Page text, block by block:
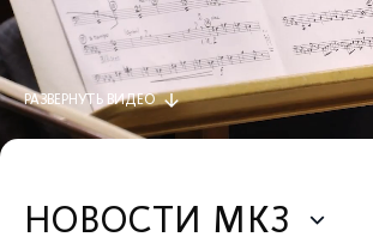
РАЗВЕРНУТЬ ВИДЕО
НОВОСТИ МКЗ